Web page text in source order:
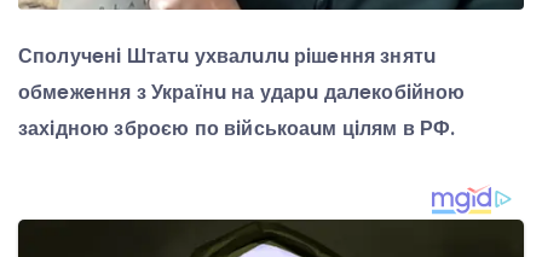
Сполучeнi Штатu ухвалuлu рiшeння знятu
обмeжeння з Українu на ударu далeкобiйною
захiдною зброєю по вiйськоаuм цiлям в РФ.